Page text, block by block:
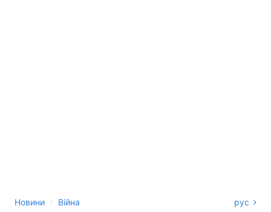
Новини › Війна рус